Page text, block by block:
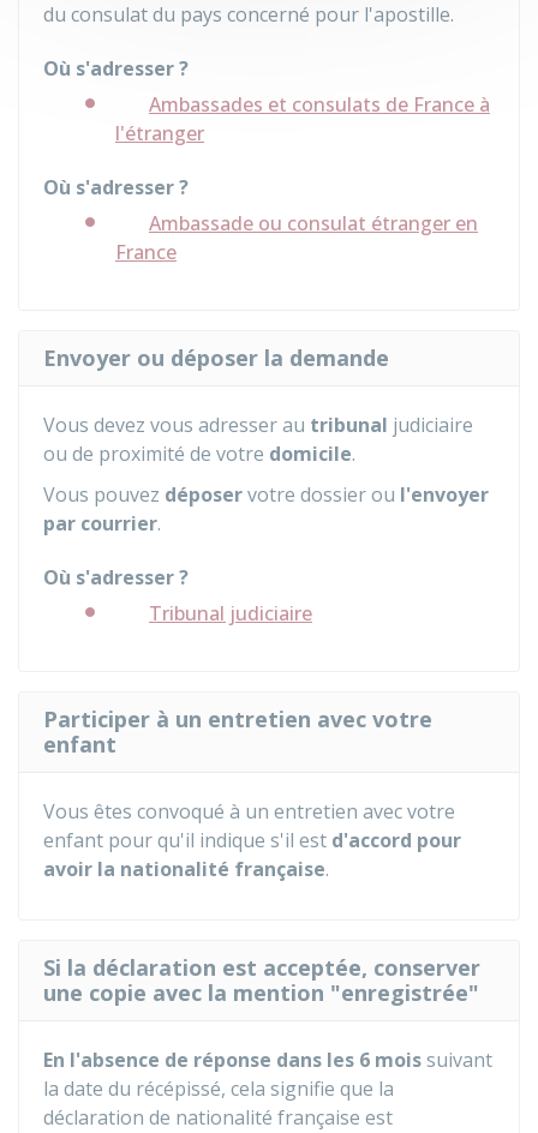
du consulat du pays concerné pour l'apostille.
Où s'adresser ?
Ambassades et consulats de France à
l'étranger
Où s'adresser ?
Ambassade ou consulat étranger en
France
Envoyer ou déposer la demande
Vous devez vous adresser au tribunal judiciaire
ou de proximité de votre domicile.
Vous pouvez déposervotre dossier ou l'envoyer
par courrier.
Où s'adresser ?
Tribunal judiciaire
Participer à un entretien avec votre
enfant
Vous êtes convoqué à un entretien avec votre
enfant pour qu'il indique s'il est d'accord pour
avoir la nationalité française.
Si la déclaration est acceptée, conserver
une copie avec la mention "enregistrée"
En l'absence de réponse dans les 6 moissuivant
la date du récépissé, cela signifie que la
déclaration de nationalité française est